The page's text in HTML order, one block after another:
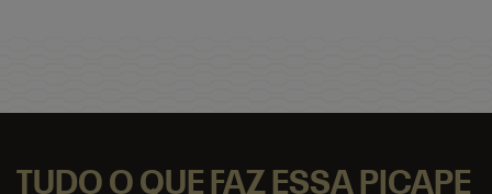
TUDO O QUE FAZ ESSA PICAPE